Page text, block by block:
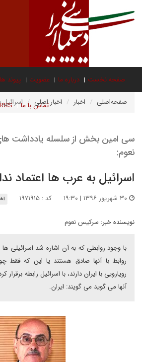
صفحه نخست درباره ما عضویت پیوند ها
تماس با ما RSS صفحه‌اصلی اخبار اخبار اصلی اسرائیل
سی امین بخش از سلسله یادداشت
نعوم:
اسرائیل به عرب ها اعتماد
کد : ۱۹۷۱۹۱۵
نویسنده خبر: سرکیس نعوم
با وجود روابطی که به آن اشاره شد اسرائیلی
روابط با آنها صادق هستند یا این که فقط
رویارویی با ایران دارند، با اسرائیل رابطه
آنها می گوید می گویند: ایران.